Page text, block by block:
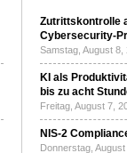
Zutrittskontrolle
Cybersecurity-
Samstag, August
KI als
bis zu acht
Freitag, August 7,
NIS-2
Donnerstag,